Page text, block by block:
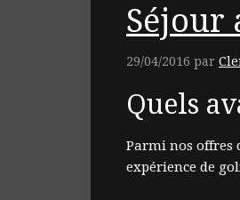
Séjour
29/04/2016 par
Quels
Parmi nos offres
expérience de